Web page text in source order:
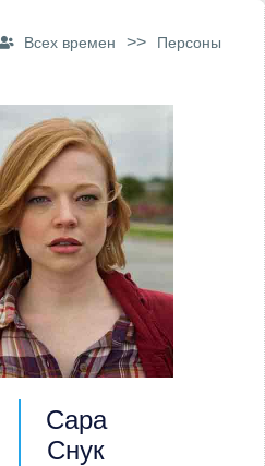
Всех времен >> Персоны
Сара
Снук